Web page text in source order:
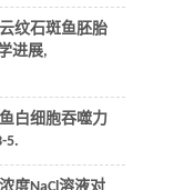
纹石斑鱼胚胎
进展,
白细胞吞噬力
5.